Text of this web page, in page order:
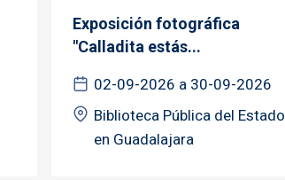
Exposición fotográfica
"Calladita estás...
02-09-2026 a 30-09-2026
Biblioteca Pública del Estado
en Guadalajara